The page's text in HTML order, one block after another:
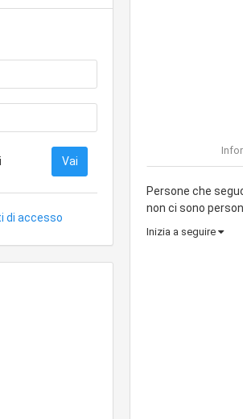
di accesso
Persone che
non ci sono
Inizia a seguire